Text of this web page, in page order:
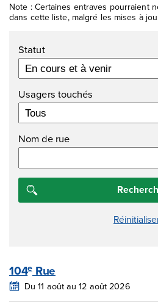
Note : Certaines entraves pourraient
dans cette liste, malgré les mises à
Filtres
Statut
Usagers touchés
Nom de rue
104e Rue
Du 11 août au 12 août 2026